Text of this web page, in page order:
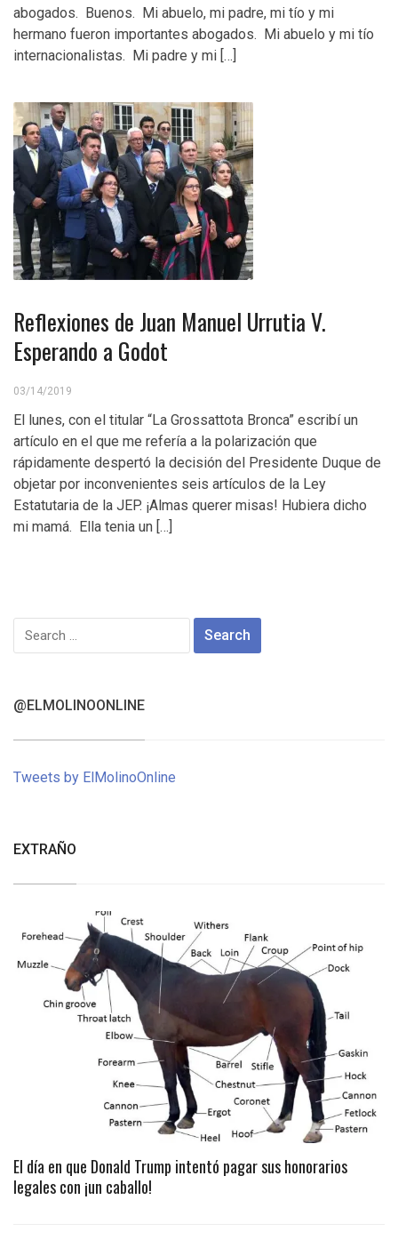
abogados. Buenos. Mi abuelo, mi padre, mi tío y mi
hermano fueron importantes abogados. Mi abuelo y mi tío
internacionalistas. Mi padre y mi […]
Reflexiones de Juan Manuel Urrutia V.
Esperando a Godot
03/14/2019
El lunes, con el titular “La Grossattota Bronca” escribí un
artículo en el que me refería a la polarización que
rápidamente despertó la decisión del Presidente Duque de
objetar por inconvenientes seis artículos de la Ley
Estatutaria de la JEP. ¡Almas querer misas! Hubiera dicho
mi mamá. Ella tenia un […]
Search
for:
@ELMOLINOONLINE
Tweets by ElMolinoOnline
EXTRAÑO
El día en que Donald Trump intentó pagar sus honorarios
legales con ¡un caballo!